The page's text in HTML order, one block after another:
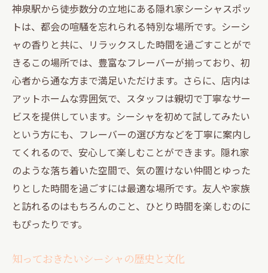
神泉駅から徒歩数分の立地にある隠れ家シーシャスポッ
トは、都会の喧騒を忘れられる特別な場所です。シーシ
ャの香りと共に、リラックスした時間を過ごすことがで
きるこの場所では、豊富なフレーバーが揃っており、初
心者から通な方まで満足いただけます。さらに、店内は
アットホームな雰囲気で、スタッフは親切で丁寧なサー
ビスを提供しています。シーシャを初めて試してみたい
という方にも、フレーバーの選び方などを丁寧に案内し
てくれるので、安心して楽しむことができます。隠れ家
のような落ち着いた空間で、気の置けない仲間とゆった
りとした時間を過ごすには最適な場所です。友人や家族
と訪れるのはもちろんのこと、ひとり時間を楽しむのに
もぴったりです。
知っておきたいシーシャの歴史と文化